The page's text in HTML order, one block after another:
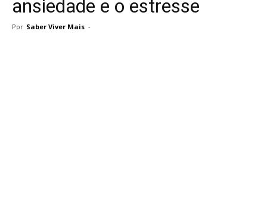
ansiedade e o estresse
Por Saber Viver Mais -